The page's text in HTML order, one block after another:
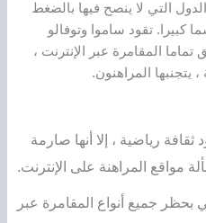
التي لا ينصح فيها بالضغط
كبيرا. تقود ساموا وتوفالو
المقامرة عبر الإنترنت ،
يتجنبها المراهنون.
رياضية ، إلا أنها صارمة
مواقع المراهنة على الإنترنت.
بحظر جميع أنواع المقامرة عبر